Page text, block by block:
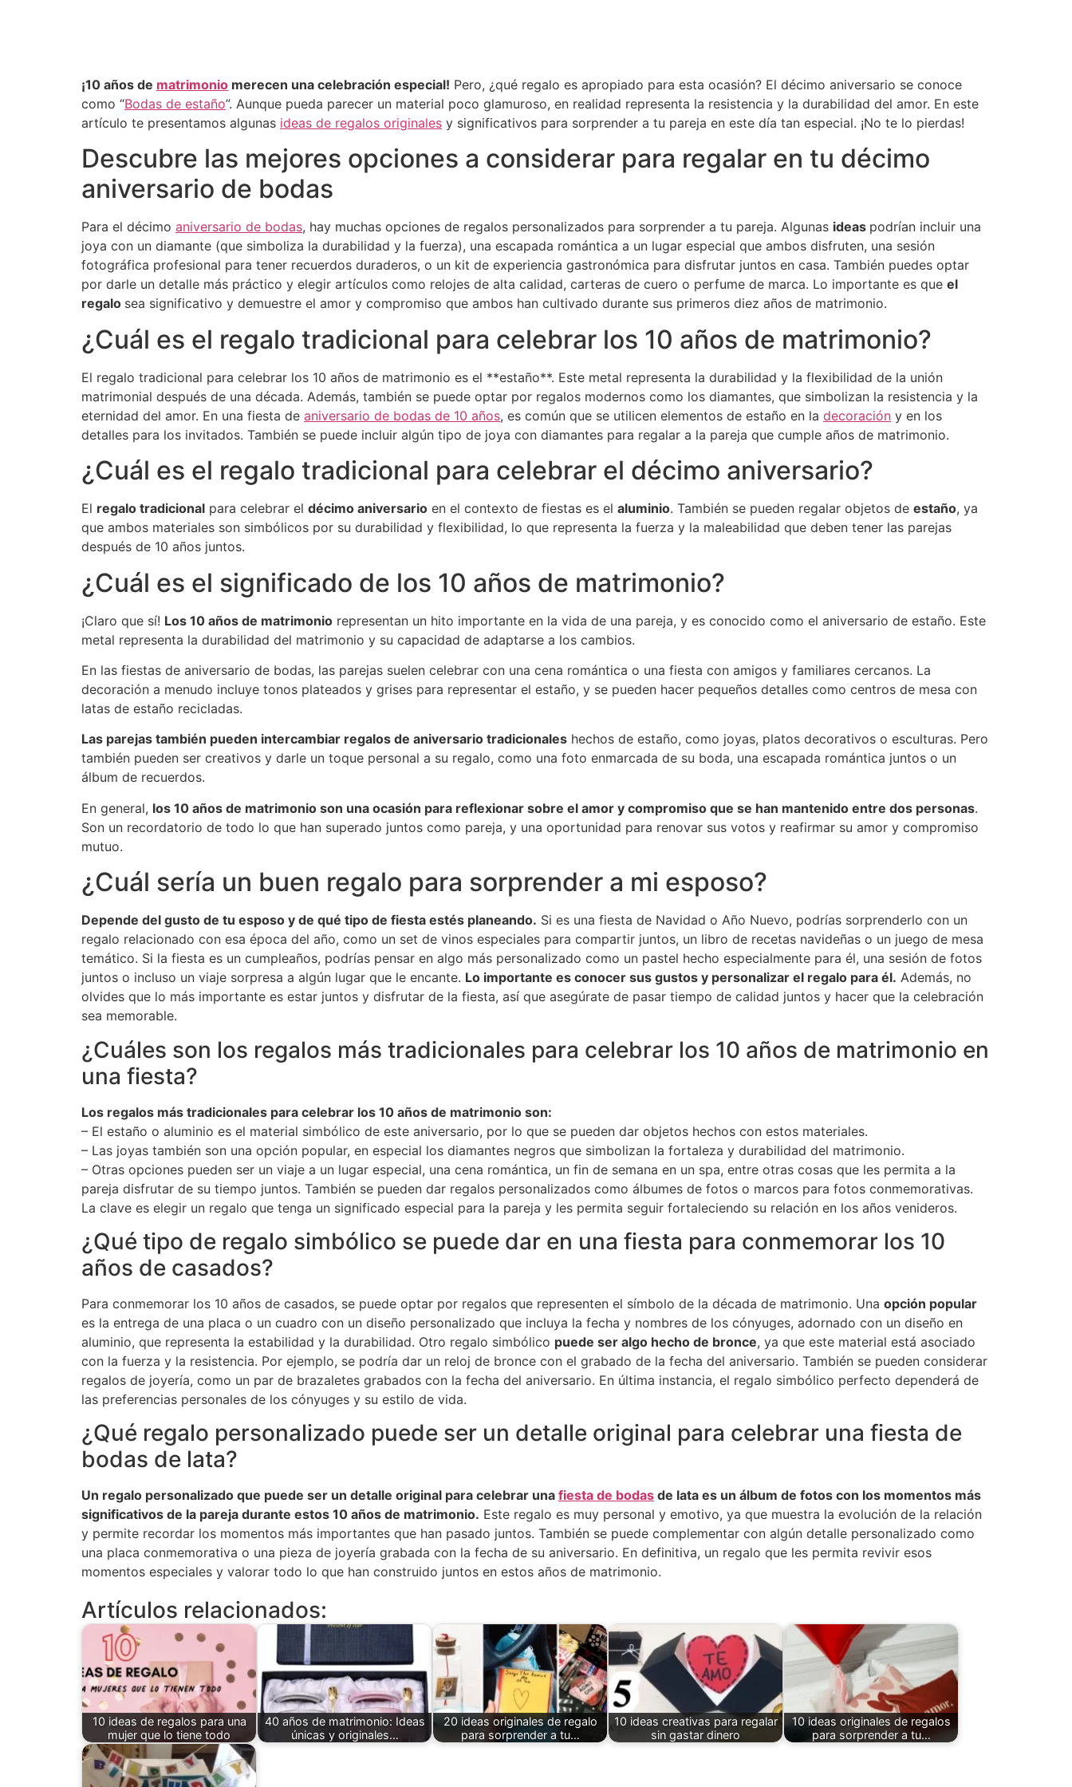
¡10 años de matrimonio merecen una celebración especial! Pero, ¿qué regalo es apropiado para esta ocasión? El décimo aniversario se conoce
como “Bodas de estaño”. Aunque pueda parecer un material poco glamuroso, en realidad representa la resistencia y la durabilidad del amor. En este
artículo te presentamos algunas ideas de regalos originales y significativos para sorprender a tu pareja en este día tan especial. ¡No te lo pierdas!
Descubre las mejores opciones a considerar para regalar en tu décimo
aniversario de bodas
Para el décimo aniversario de bodas, hay muchas opciones de regalos personalizados para sorprender a tu pareja. Algunas ideas podrían incluir una
joya con un diamante (que simboliza la durabilidad y la fuerza), una escapada romántica a un lugar especial que ambos disfruten, una sesión
fotográfica profesional para tener recuerdos duraderos, o un kit de experiencia gastronómica para disfrutar juntos en casa. También puedes optar
por darle un detalle más práctico y elegir artículos como relojes de alta calidad, carteras de cuero o perfume de marca. Lo importante es que el
regalo sea significativo y demuestre el amor y compromiso que ambos han cultivado durante sus primeros diez años de matrimonio.
¿Cuál es el regalo tradicional para celebrar los 10 años de matrimonio?
El regalo tradicional para celebrar los 10 años de matrimonio es el **estaño**. Este metal representa la durabilidad y la flexibilidad de la unión
matrimonial después de una década. Además, también se puede optar por regalos modernos como los diamantes, que simbolizan la resistencia y la
eternidad del amor. En una fiesta de aniversario de bodas de 10 años, es común que se utilicen elementos de estaño en la decoración y en los
detalles para los invitados. También se puede incluir algún tipo de joya con diamantes para regalar a la pareja que cumple años de matrimonio.
¿Cuál es el regalo tradicional para celebrar el décimo aniversario?
El regalo tradicional para celebrar el décimo aniversario en el contexto de fiestas es el aluminio. También se pueden regalar objetos de estaño, ya
que ambos materiales son simbólicos por su durabilidad y flexibilidad, lo que representa la fuerza y la maleabilidad que deben tener las parejas
después de 10 años juntos.
¿Cuál es el significado de los 10 años de matrimonio?
¡Claro que sí! Los 10 años de matrimonio representan un hito importante en la vida de una pareja, y es conocido como el aniversario de estaño. Este
metal representa la durabilidad del matrimonio y su capacidad de adaptarse a los cambios.
En las fiestas de aniversario de bodas, las parejas suelen celebrar con una cena romántica o una fiesta con amigos y familiares cercanos. La
decoración a menudo incluye tonos plateados y grises para representar el estaño, y se pueden hacer pequeños detalles como centros de mesa con
latas de estaño recicladas.
Las parejas también pueden intercambiar regalos de aniversario tradicionales hechos de estaño, como joyas, platos decorativos o esculturas. Pero
también pueden ser creativos y darle un toque personal a su regalo, como una foto enmarcada de su boda, una escapada romántica juntos o un
álbum de recuerdos.
En general, los 10 años de matrimonio son una ocasión para reflexionar sobre el amor y compromiso que se han mantenido entre dos personas.
Son un recordatorio de todo lo que han superado juntos como pareja, y una oportunidad para renovar sus votos y reafirmar su amor y compromiso
mutuo.
¿Cuál sería un buen regalo para sorprender a mi esposo?
Depende del gusto de tu esposo y de qué tipo de fiesta estés planeando. Si es una fiesta de Navidad o Año Nuevo, podrías sorprenderlo con un
regalo relacionado con esa época del año, como un set de vinos especiales para compartir juntos, un libro de recetas navideñas o un juego de mesa
temático. Si la fiesta es un cumpleaños, podrías pensar en algo más personalizado como un pastel hecho especialmente para él, una sesión de fotos
juntos o incluso un viaje sorpresa a algún lugar que le encante. Lo importante es conocer sus gustos y personalizar el regalo para él. Además, no
olvides que lo más importante es estar juntos y disfrutar de la fiesta, así que asegúrate de pasar tiempo de calidad juntos y hacer que la celebración
sea memorable.
¿Cuáles son los regalos más tradicionales para celebrar los 10 años de matrimonio en
una fiesta?
Los regalos más tradicionales para celebrar los 10 años de matrimonio son:
– El estaño o aluminio es el material simbólico de este aniversario, por lo que se pueden dar objetos hechos con estos materiales.
– Las joyas también son una opción popular, en especial los diamantes negros que simbolizan la fortaleza y durabilidad del matrimonio.
– Otras opciones pueden ser un viaje a un lugar especial, una cena romántica, un fin de semana en un spa, entre otras cosas que les permita a la
pareja disfrutar de su tiempo juntos. También se pueden dar regalos personalizados como álbumes de fotos o marcos para fotos conmemorativas.
La clave es elegir un regalo que tenga un significado especial para la pareja y les permita seguir fortaleciendo su relación en los años venideros.
¿Qué tipo de regalo simbólico se puede dar en una fiesta para conmemorar los 10
años de casados?
Para conmemorar los 10 años de casados, se puede optar por regalos que representen el símbolo de la década de matrimonio. Una opción popular
es la entrega de una placa o un cuadro con un diseño personalizado que incluya la fecha y nombres de los cónyuges, adornado con un diseño en
aluminio, que representa la estabilidad y la durabilidad. Otro regalo simbólico puede ser algo hecho de bronce, ya que este material está asociado
con la fuerza y la resistencia. Por ejemplo, se podría dar un reloj de bronce con el grabado de la fecha del aniversario. También se pueden considerar
regalos de joyería, como un par de brazaletes grabados con la fecha del aniversario. En última instancia, el regalo simbólico perfecto dependerá de
las preferencias personales de los cónyuges y su estilo de vida.
¿Qué regalo personalizado puede ser un detalle original para celebrar una fiesta de
bodas de lata?
Un regalo personalizado que puede ser un detalle original para celebrar una fiesta de bodas de lata es un álbum de fotos con los momentos más
significativos de la pareja durante estos 10 años de matrimonio. Este regalo es muy personal y emotivo, ya que muestra la evolución de la relación
y permite recordar los momentos más importantes que han pasado juntos. También se puede complementar con algún detalle personalizado como
una placa conmemorativa o una pieza de joyería grabada con la fecha de su aniversario. En definitiva, un regalo que les permita revivir esos
momentos especiales y valorar todo lo que han construido juntos en estos años de matrimonio.
Artículos relacionados:
10 ideas de regalos para una
mujer que lo tiene todo
40 años de matrimonio: Ideas
únicas y originales…
20 ideas originales de regalo
para sorprender a tu…
10 ideas creativas para regalar
sin gastar dinero
10 ideas originales de regalos
para sorprender a tu…